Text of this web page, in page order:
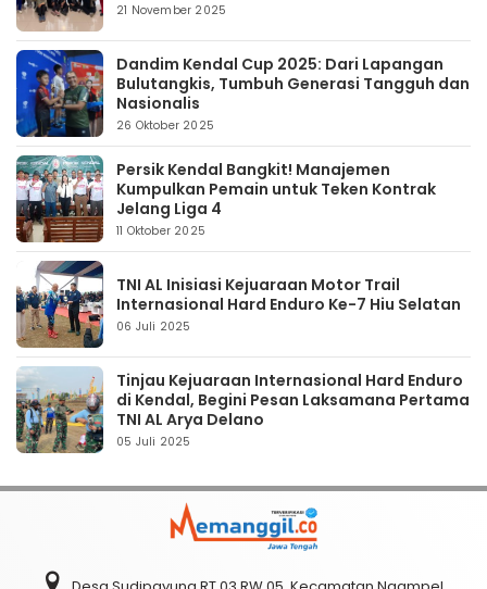
21 November 2025
Dandim Kendal Cup 2025: Dari Lapangan
Bulutangkis, Tumbuh Generasi Tangguh dan
Nasionalis
26 Oktober 2025
Persik Kendal Bangkit! Manajemen
Kumpulkan Pemain untuk Teken Kontrak
Jelang Liga 4
11 Oktober 2025
TNI AL Inisiasi Kejuaraan Motor Trail
Internasional Hard Enduro Ke-7 Hiu Selatan
06 Juli 2025
Tinjau Kejuaraan Internasional Hard Enduro
di Kendal, Begini Pesan Laksamana Pertama
TNI AL Arya Delano
05 Juli 2025